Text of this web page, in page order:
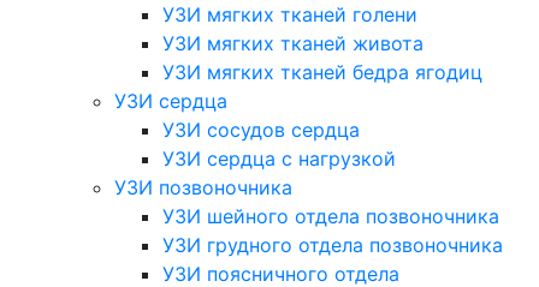
УЗИ мягких тканей голени
УЗИ мягких тканей живота
УЗИ мягких тканей бедра ягодиц
УЗИ сердца
УЗИ сосудов сердца
УЗИ сердца с нагрузкой
УЗИ позвоночника
УЗИ шейного отдела позвоночника
УЗИ грудного отдела позвоночника
УЗИ поясничного отдела